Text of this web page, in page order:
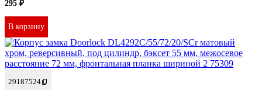
295 ₽
В корзину
29187524